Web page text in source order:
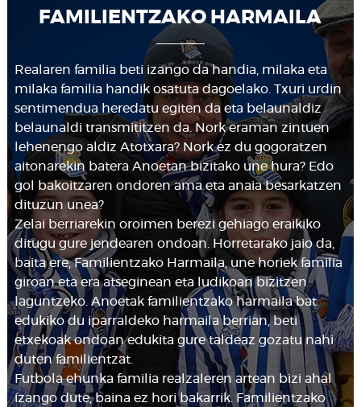
FAMILIENTZAKO HARMAILA
Realaren familia beti izango da handia, milaka eta
milaka familia handik osatuta dagoelako. Txuri urdin
sentimendua heredatu egiten da eta belaunaldiz
belaunaldi transmititzen da. Nork eraman zintuen
lehenengo aldiz Atotxara? Nork ez du gogoratzen
aitonarekin batera Anoetan bizitako une hura? Edo
gol bakoitzaren ondoren ama eta anaia besarkatzen
dituzun unea?
Zelai berriarekin oroimen berezi gehiago eraikiko
ditugu gure jendearen ondoan. Horretarako jaio da,
baita ere, Familientzako Harmaila, une horiek familia
giroan eta era atseginean eta ludikoan bizitzen
laguntzeko. Anoetak familientzako harmaila bat
edukiko du iparraldeko harmaila berrian, beti
etxekoak ondoan edukita gure taldeaz gozatu nahi
duten familientzat.
Futbola ehunka familia realzaleren artean bizi ahal
izango dute, baina ez hori bakarrik. Familientzako